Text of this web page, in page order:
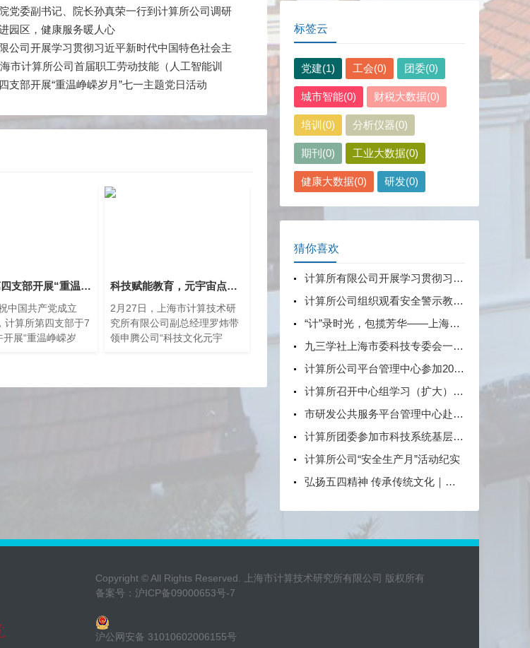
院党委副书记、院长孙真荣一行到计算所公司调研
园区，健康服务暖人心
公司开展学习贯彻习近平新时代中国特色社会主
教育中心组学习会暨第四期读书班活动
市计算所公司首届职工劳动技能（人工智能训
功举行
支部开展“重温峥嵘岁月”七一主题党日活动
计算所第四支部开展“重温峥嵘岁月”七一主题党日活动
中国共产党成立
计算所第四支部于7
开展“重温峥嵘岁
科技赋能教育，元宇宙点燃未来
2月27日，上海市计算技术研
究所有限公司副总经理罗炜带
领申腾公司“科技文化元宇
标签云
党建(1) 工会(0) 团委(0)
城市智能(0) 财税大数据(0)
培训(0) 分析仪器(0)
期刊(0) 工业大数据(0)
健康大数据(0) 研发(0)
猜你喜欢
计算所有限公司开展学习贯彻习近平新时代中国特色社会主义思想主题教育中心组学习会暨第三期读书班活动
计算所公司组织观看安全警示教育片
“计”录时光，包揽芳华——上海市计算技术研究所有限公司庆祝“三八”国际劳动妇女节主题活动
九三学社上海市委科技专委会一行莅临上海市计算技术研究所有限公司开展联合调研
计算所公司平台管理中心参加2025年“中国航天日”航天科普展示活动
计算所召开中心组学习（扩大）会——专题传达学习党的二十大精神
市研发公共服务平台管理中心赴计算所工作交流
计算所团委参加市科技系统基层团组织述职会
计算所公司“安全生产月”活动纪实
弘扬五四精神 传承传统文化｜公司开展 “香囊寄安康，青春践五四”主题活动
Copyright © All Rights Reserved. 上海市计算技术研究所有限公司 版权所有
备案号： 沪ICP备09000653号-7
沪公网安备 31010602006155号